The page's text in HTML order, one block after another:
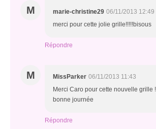
M marie-christine29 06/11/2013 12:49
merci pour cette jolie grille!!!!!bisous
Répondre
M MissParker 06/11/2013 11:43
Merci Caro pour cette nouvelle grille
bonne journée
Répondre